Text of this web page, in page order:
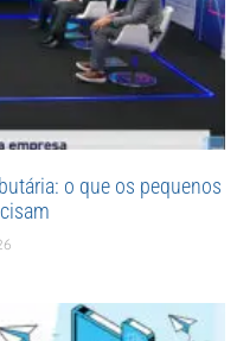
o que os pequenos